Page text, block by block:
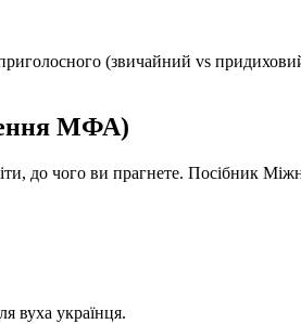
(звичайний vs
МФА)
до чого ви прагнете. Посібник
вуха українця.